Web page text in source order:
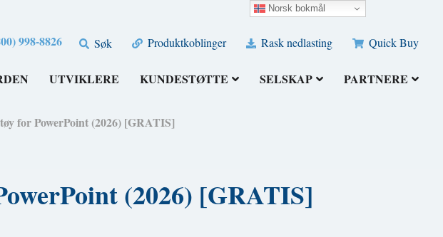
998-8826 Søk Produktkoblinger Rask nedlasting Quick Buy
UTVIKLERE KUNDESTØTTE SELSKAP PARTNERE
for PowerPoint (2026) [GRATIS]
(2026) [GRATIS]
Norsk bokmål